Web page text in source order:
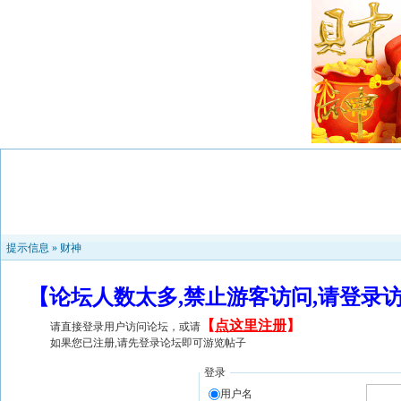
提示信息 » 财神
【论坛人数太多,禁止游客访问,请登
请直接登录用户访问论坛，或请 【 点这里注册】
如果您已注册,请先登录论坛即可游览帖子
登录
用户名